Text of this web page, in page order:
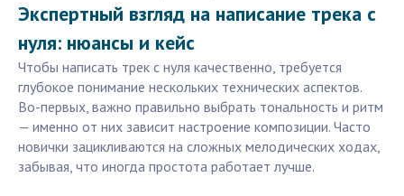
Экспертный взгляд на написание трека с
нуля: нюансы и кейс
Чтобы написать трек с нуля качественно, требуется
глубокое понимание нескольких технических аспектов.
Во-первых, важно правильно выбрать тональность и ритм
— именно от них зависит настроение композиции. Часто
новички зацикливаются на сложных мелодических ходах,
забывая, что иногда простота работает лучше.